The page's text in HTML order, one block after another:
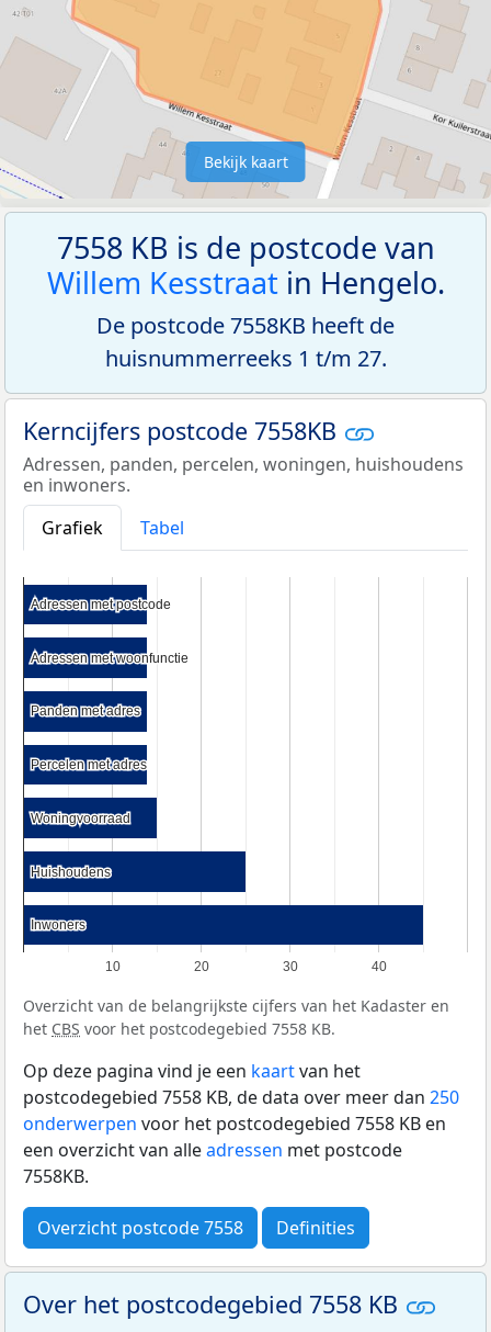
Bekijk kaart
7558 KB is de postcode van
Willem Kesstraatin Hengelo.
De postcode 7558KB heeft de
huisnummerreeks 1 t/m 27.
Kerncijfers postcode 7558KB
Adressen, panden, percelen, woningen, huishoudens
en inwoners.
Grafiek
Tabel
10 20 30 40
Adressen met postcode
Adressen met postcode
Adressen met woonfunctie
Adressen met woonfunctie
Panden met adres
Panden met adres
Percelen met adres
Percelen met adres
Woningvoorraad
Woningvoorraad
Huishoudens
Huishoudens
Inwoners
Inwoners
Overzicht van de belangrijkste cijfers van het Kadaster en
het CBS voor het postcodegebied 7558 KB.
Op deze pagina vind je een kaartvan het
postcodegebied 7558 KB, de data over meer dan 250
onderwerpen voor het postcodegebied 7558 KB en
een overzicht van alleadressen met postcode
7558KB.
Overzicht postcode 7558 Definities
Over het postcodegebied 7558 KB